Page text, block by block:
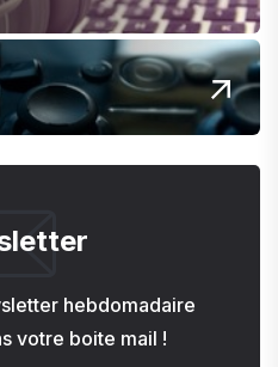
hebdomadaire
votre boite mail !